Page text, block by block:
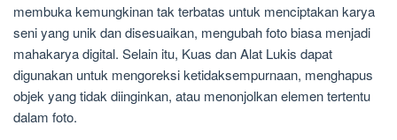
membuka kemungkinan tak terbatas untuk menciptakan karya
seni yang unik dan disesuaikan, mengubah foto biasa menjadi
mahakarya digital. Selain itu, Kuas dan Alat Lukis dapat
digunakan untuk mengoreksi ketidaksempurnaan, menghapus
objek yang tidak diinginkan, atau menonjolkan elemen tertentu
dalam foto.